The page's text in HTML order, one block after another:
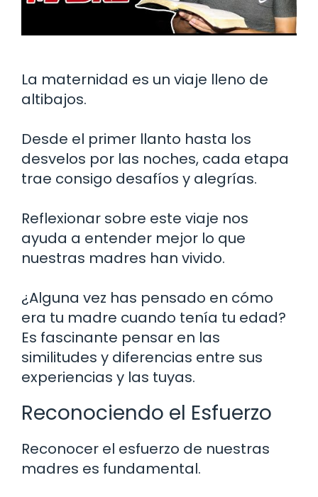
La maternidad es un viaje lleno de
altibajos.
Desde el primer llanto hasta los
desvelos por las noches, cada etapa
trae consigo desafíos y alegrías.
Reflexionar sobre este viaje nos
ayuda a entender mejor lo que
nuestras madres han vivido.
¿Alguna vez has pensado en cómo
era tu madre cuando tenía tu edad?
Es fascinante pensar en las
similitudes y diferencias entre sus
experiencias y las tuyas.
Reconociendo el Esfuerzo
Reconocer el esfuerzo de nuestras
madres es fundamental.